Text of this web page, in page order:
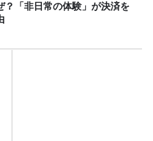
？「非日常の体験」が決済を